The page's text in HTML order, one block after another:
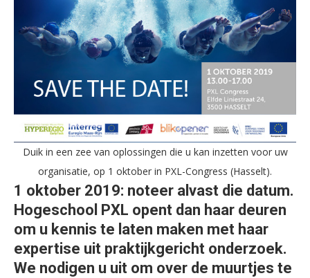
Duik in een zee van oplossingen die u kan inzetten voor uw
organisatie, op 1 oktober in PXL-Congress (Hasselt).
1 oktober 2019: noteer alvast die datum.
Hogeschool PXL opent dan haar deuren
om u kennis te laten maken met haar
expertise uit praktijkgericht onderzoek.
We nodigen u uit om over de muurtjes te